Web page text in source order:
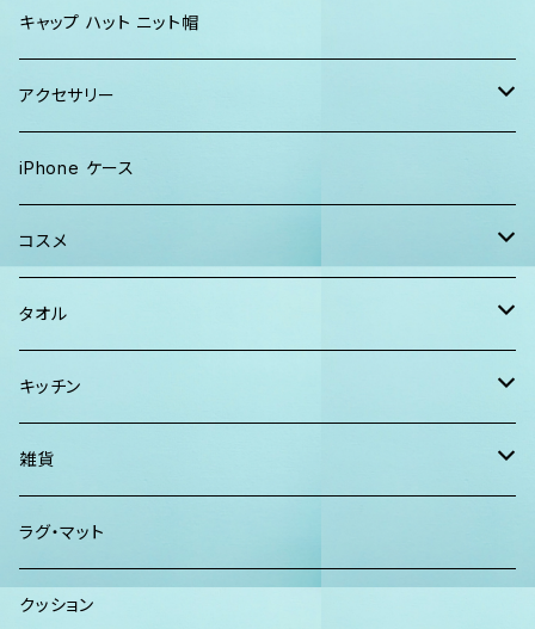
ワンピース
巾着バッグ
トートバッグ
2WAYバッグ
マルシェバッグ
ボストンバッグ
ショルダー
クラッチバッグ
キッズ
キャップ
Tシャツ
レディース
ソックス
マキシワンピ、スカート
パンツ
メンズ
Tシャツ ロンT
カジュアルシャツ
キャップ ハット ニット帽
アクセサリー
Lani Hawaii Jewelry
Foterra Jewelry
AHolic Handmade
vividy
iPhone ケース
コスメ
BLOSSOM
KULA HERBS
ISLAND BATH & BODY
Maui Mike's
TERRANOVA
タオル
スマーフ
ハンドタオル、ハンカチタオル
キッチン
California Surf Supply
スマーフ
雑貨
ディフューザー
ラグ・マット
クッション